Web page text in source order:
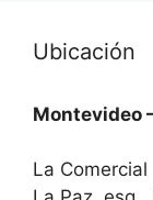
Ubicación
Montevideo
La Comercial